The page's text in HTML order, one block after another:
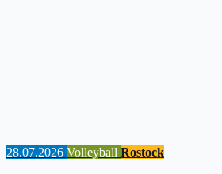
28.07.2026 Volleyball Rostock